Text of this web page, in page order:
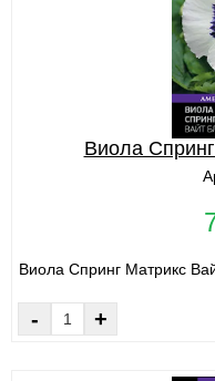
Виола
Виола Спринг Матрикс
- +